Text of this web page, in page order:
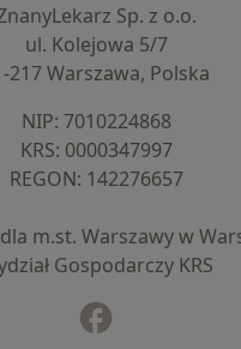
Sp. z o.o.
ul. Kolejowa 5/7
217 Warszawa, Polska
NIP: ⁠7010224868
KRS: ⁠0000347997
REGON: ⁠142276657
m.st. Warszawy w
Gospodarczy KRS